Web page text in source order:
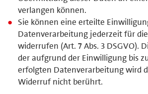
verlangen können.
Sie können eine erteilte
Datenverarbeitung jederzeit für
widerrufen (Art. 7 Abs. 3 DSGVO).
der aufgrund der Einwilligung bis
erfolgten Datenverarbeitung wird
Widerruf nicht berührt.